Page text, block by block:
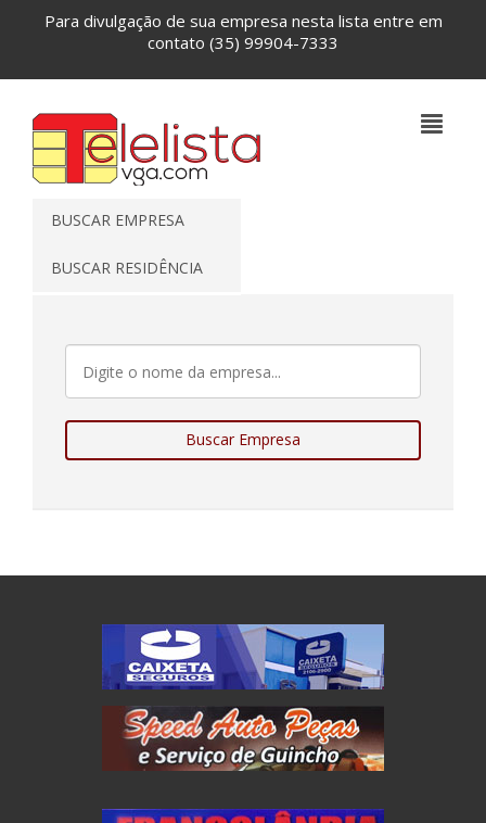
Para divulgação de sua empresa nesta lista entre em
contato (35) 99904-7333
BUSCAR EMPRESA
BUSCAR RESIDÊNCIA
Buscar Empresa